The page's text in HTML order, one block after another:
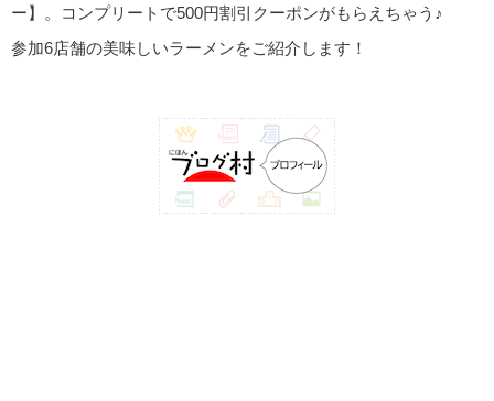
ー】。コンプリートで500円割引クーポンがもらえちゃう♪
参加6店舗の美味しいラーメンをご紹介します！